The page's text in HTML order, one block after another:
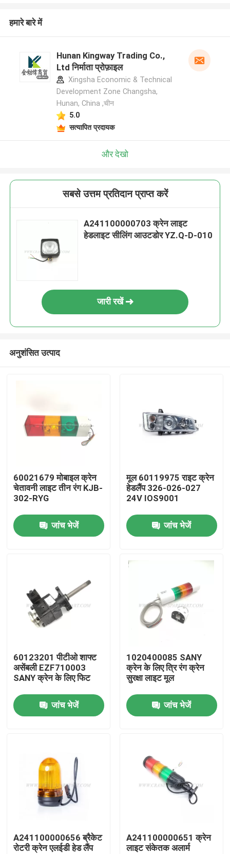
उत्पाद
हमारे बारे में
फैक्टरी यात्रा
गुणवत्ता नियंत्रण
हमसे संपर्क करें
एक बोली का अनुरोध
क्रेन विद्युत भाग
हमारे बारे में
Hunan Kingway Trading Co.,
Ltd निर्माता प्रोफ़ाइल
Xingsha Economic & Technical
Development Zone Changsha,
Hunan, China ,चीन
5.0
सत्यापित प्रदायक
और देखो
सबसे उत्तम प्रतिदान प्राप्त करें
A241100000703 क्रेन लाइट
हेडलाइट सीलिंग आउटडोर YZ.Q-D-010
जारी रखें
अनुशंसित उत्पाद
60021679 मोबाइल क्रेन
चेतावनी लाइट तीन रंग KJB-
302-RYG
जांच भेजें
मूल 60119975 राइट क्रेन
हेडलैंप 326-026-027
24V IOS9001
जांच भेजें
60123201 पीटीओ शाफ्ट
असेंबली EZF710003
SANY क्रेन के लिए फिट
जांच भेजें
1020400085 SANY
क्रेन के लिए त्रि रंग क्रेन
सुरक्षा लाइट मूल
जांच भेजें
A241100000656 ब्रैकेट
रोटरी क्रेन एलईडी हेड लैंप
A241100000651 क्रेन
लाइट संकेतक अलार्म